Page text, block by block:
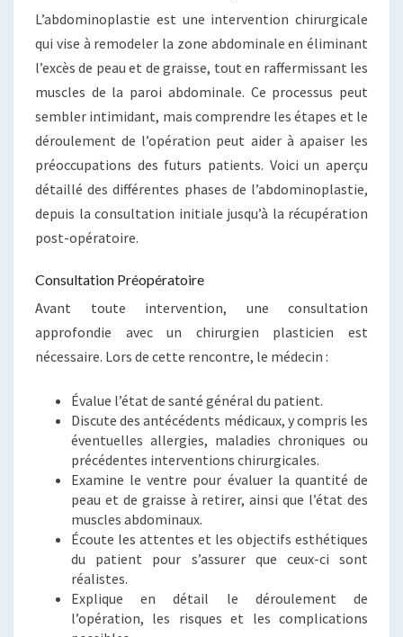
L’abdominoplastie est une intervention chirurgicale
qui vise à remodeler la zone abdominale en éliminant
l’excès de peau et de graisse, tout en raffermissant les
muscles de la paroi abdominale. Ce processus peut
sembler intimidant, mais comprendre les étapes et le
déroulement de l’opération peut aider à apaiser les
préoccupations des futurs patients. Voici un aperçu
détaillé des différentes phases de l’abdominoplastie,
depuis la consultation initiale jusqu’à la récupération
post-opératoire.
Consultation Préopératoire
Avant toute intervention, une consultation
approfondie avec un chirurgien plasticien est
nécessaire. Lors de cette rencontre, le médecin :
Évalue l’état de santé général du patient.
Discute des antécédents médicaux, y compris les
éventuelles allergies, maladies chroniques ou
précédentes interventions chirurgicales.
Examine le ventre pour évaluer la quantité de
peau et de graisse à retirer, ainsi que l’état des
muscles abdominaux.
Écoute les attentes et les objectifs esthétiques
du patient pour s’assurer que ceux-ci sont
réalistes.
Explique en détail le déroulement de
l’opération, les risques et les complications